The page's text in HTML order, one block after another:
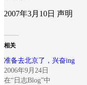
2007年3月10日 声明
相关
准备去北京了，兴奋ing
2006年9月24日
在“日志Blog”中